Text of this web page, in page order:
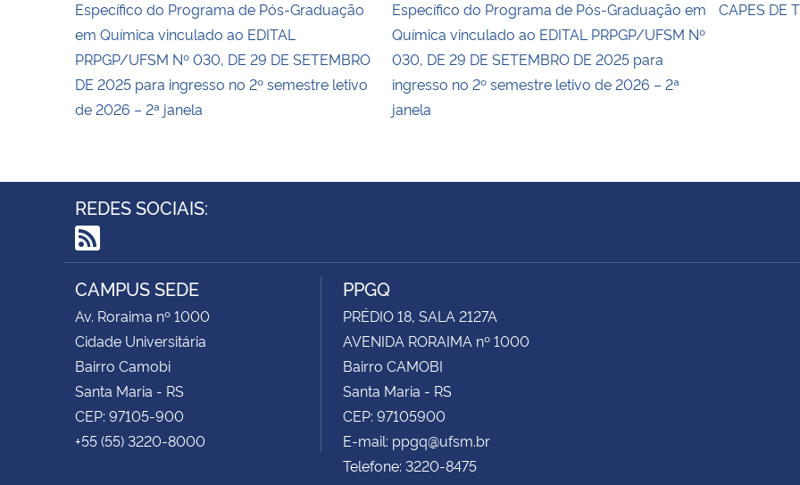
Específico do Programa de Pós-Graduação
em Química vinculado ao EDITAL
PRPGP/UFSM Nº 030, DE 29 DE SETEMBRO
DE 2025 para ingresso no 2º semestre letivo
de 2026 – 2ª janela
Específico do Programa de Pós-Graduação em
Química vinculado ao EDITAL PRPGP/UFSM Nº
030, DE 29 DE SETEMBRO DE 2025 para
ingresso no 2º semestre letivo de 2026 – 2ª
janela
CAPES DE
REDES SOCIAIS:
RSS
CAMPUS SEDE
Av. Roraima nº 1000
Cidade Universitária
Bairro Camobi
Santa Maria - RS
CEP: 97105-900
+55 (55) 3220-8000
PPGQ
PRÉDIO 18, SALA 2127A
AVENIDA RORAIMA nº 1000
Bairro CAMOBI
Santa Maria - RS
CEP: 97105900
E-mail: ppgq@ufsm.br
Telefone: 3220-8475